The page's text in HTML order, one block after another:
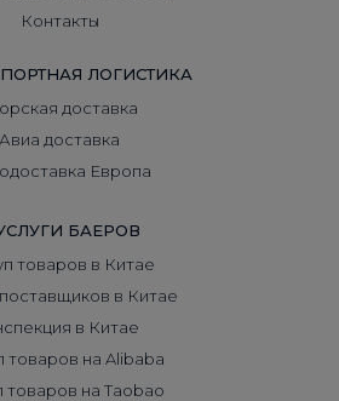
Контакты
ЛОГИСТИКА
доставка
Авиа доставка
Европа
БАЕРОВ
товаров в Китае
в Китае
в Китае
товаров на Alibaba
товаров на Taobao